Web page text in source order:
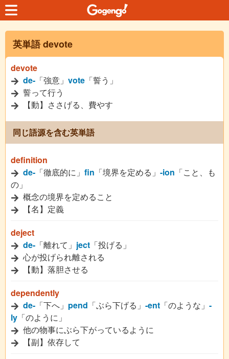
英単語 devote
devote
de- 「強意」 vote 「誓う」
誓って行う
【動】ささげる、費やす
同じ語源を含む英単語
definition
de- 「徹底的に」 fin 「境界を定める」 -ion 「こと、も
の」
概念の境界を定めること
【名】定義
deject
de- 「離れて」 ject 「投げる」
心が投げられ離される
【動】落胆させる
dependently
de- 「下へ」 pend 「ぶら下げる」 -ent 「のような」 -
ly 「のように」
他の物事にぶら下がっているように
【副】依存して